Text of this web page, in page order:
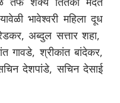
भावेश्वरी महिला दूध
अब्दुल सत्तार शहा,
गावडे, श्रीकांत बांदेकर,
देशपांडे, सचिन देसाई